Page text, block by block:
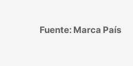
Fuente: Marca País